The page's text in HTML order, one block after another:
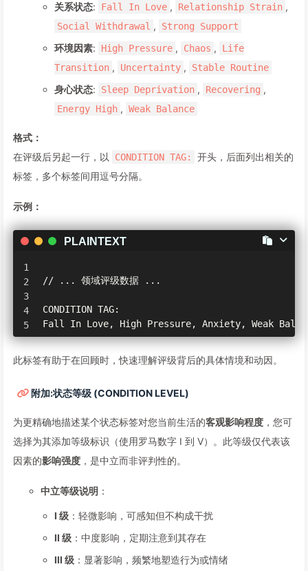
关系状态: Fall In Love , Relationship Strain ,
Social Withdrawal , Strong Support
环境因素: High Pressure , Chaos ,
Life
Transition , Uncertainty , Stable Routine
身心状态: Sleep Deprivation , Recovering ,
Energy High , Weak Balance
格式：
在评级后另起一行，以
CONDITION TAG:
开头，后面列出相关的
标签，多个标签间用逗号分隔。
示例：
// ... 领域评级数据 ...
CONDITION TAG:
PLAINTEXT
此标签有助于在回顾时，快速理解评级背后的具体情境和动因。
附加:状态等级 (CONDITION LEVEL)
为更精确地描述某个状态标签对您当前生活的客观影响程度 ，您可
选择为其添加等级标识（使用罗马数字 I 到 V）。此等级仅代表该
因素的影响强度 ，是中立而非评判性的。
中立等级说明 ：
I 级 ：轻微影响，可感知但不构成干扰
II 级 ：中度影响，定期注意到其存在
III 级 ：显著影响，频繁地塑造行为或情绪